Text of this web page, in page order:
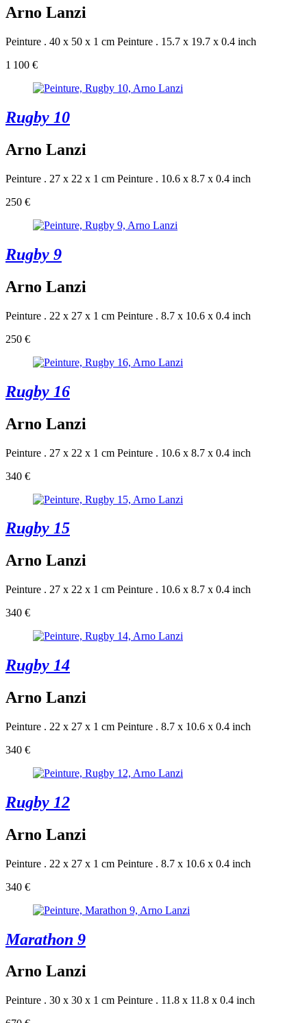
Arno Lanzi
Peinture . 40 x 50 x 1 cm Peinture . 15.7 x 19.7 x 0.4 inch
1 100 €
Rugby 10
Arno Lanzi
Peinture . 27 x 22 x 1 cm Peinture . 10.6 x 8.7 x 0.4 inch
250 €
Rugby 9
Arno Lanzi
Peinture . 22 x 27 x 1 cm Peinture . 8.7 x 10.6 x 0.4 inch
250 €
Rugby 16
Arno Lanzi
Peinture . 27 x 22 x 1 cm Peinture . 10.6 x 8.7 x 0.4 inch
340 €
Rugby 15
Arno Lanzi
Peinture . 27 x 22 x 1 cm Peinture . 10.6 x 8.7 x 0.4 inch
340 €
Rugby 14
Arno Lanzi
Peinture . 22 x 27 x 1 cm Peinture . 8.7 x 10.6 x 0.4 inch
340 €
Rugby 12
Arno Lanzi
Peinture . 22 x 27 x 1 cm Peinture . 8.7 x 10.6 x 0.4 inch
340 €
Marathon 9
Arno Lanzi
Peinture . 30 x 30 x 1 cm Peinture . 11.8 x 11.8 x 0.4 inch